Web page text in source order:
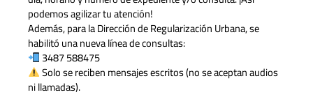
podemos agilizar tu atención!
Además, para la Dirección de Regularización Urbana, se
habilitó una nueva línea de consultas:
3487 588475
Solo se reciben mensajes escritos (no se aceptan audios
ni llamadas).